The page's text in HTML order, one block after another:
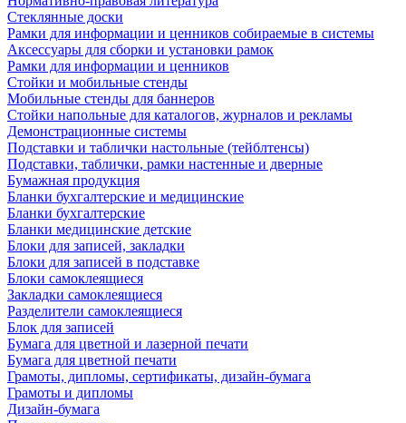
Стеклянные доски
Рамки для информации и ценников собираемые в системы
Аксессуары для сборки и установки рамок
Рамки для информации и ценников
Стойки и мобильные стенды
Мобильные стенды для баннеров
Стойки напольные для каталогов, журналов и рекламы
Демонстрационные системы
Подставки и таблички настольные (тейблтенсы)
Подставки, таблички, рамки настенные и дверные
Бумажная продукция
Бланки бухгалтерские и медицинские
Бланки бухгалтерские
Бланки медицинские детские
Блоки для записей, закладки
Блоки для записей в подставке
Блоки самоклеящиеся
Закладки самоклеящиеся
Разделители самоклеящиеся
Блок для записей
Бумага для цветной и лазерной печати
Бумага для цветной печати
Грамоты, дипломы, сертификаты, дизайн-бумага
Грамоты и дипломы
Дизайн-бумага